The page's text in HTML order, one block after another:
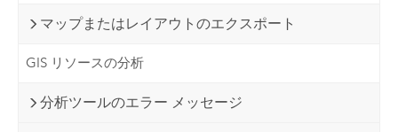
マップまたはレイアウトのエクスポート
GIS リソースの分析
分析ツールのエラー メッセージ